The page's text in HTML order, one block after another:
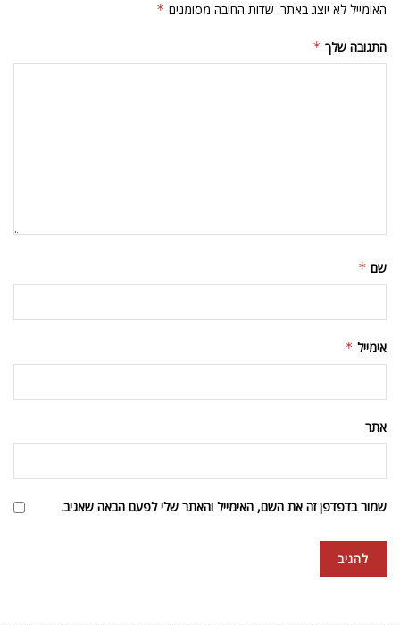
האימייל לא יוצג באתר. שדות החובה מסומנים *
התגובה שלך *
שם *
אימייל *
אתר
שמור בדפדפן זה את השם, האימייל והאתר שלי לפעם הבאה שאגיב.